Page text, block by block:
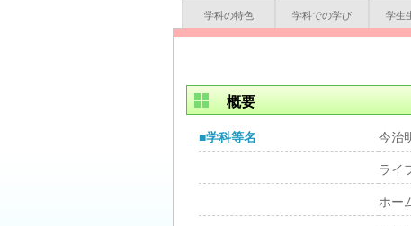
学科の特色 学科での学び 学生
概要
■学科等名 今治
ライ
ホー